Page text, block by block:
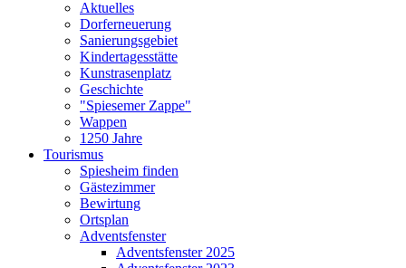
Aktuelles
Dorferneuerung
Sanierungsgebiet
Kindertagesstätte
Kunstrasenplatz
Geschichte
"Spiesemer Zappe"
Wappen
1250 Jahre
Tourismus
Spiesheim finden
Gästezimmer
Bewirtung
Ortsplan
Adventsfenster
Adventsfenster 2025